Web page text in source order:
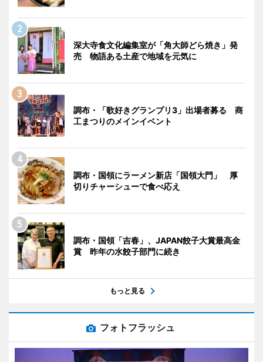
深大寺食文化編集室が「角大師どら焼き」発
売 物語ある土産で地域を元気に
調布・「歌好きグランプリ3」出場者募る 商
工まつりのメインイベント
調布・国領にラーメン新店「国領大門」 厚
切りチャーシューで食べ応え
調布・国領「吉春」、JAPAN餃子大賞最高金
賞 昨年の水餃子部門に続き
もっと見る
フォトフラッシュ